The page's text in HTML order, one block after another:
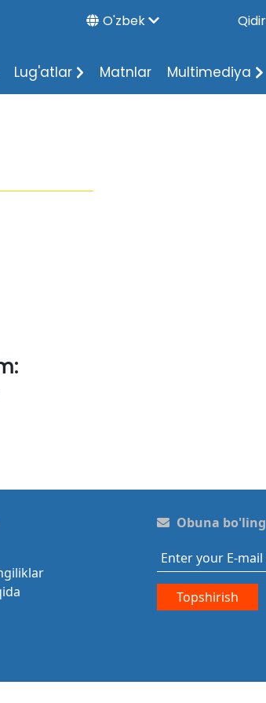
O'zbek
Lug'atlar Matnlar Multimediya
Obuna bo'ling
Topshirish